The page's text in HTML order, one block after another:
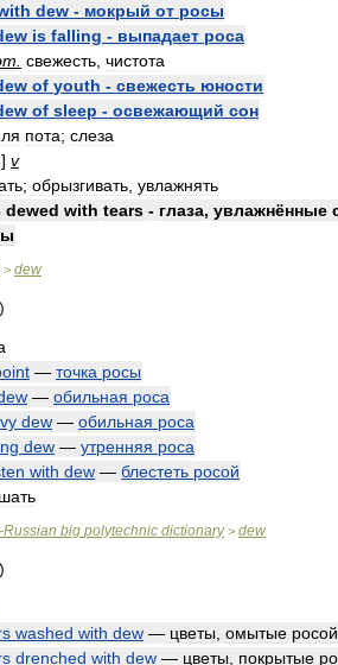
dew - мокрый от росы
is falling - выпадает роса
свежесть чистота
of youth - свежесть юности
of sleep - освежающий сон
пота; слеза
] v
; обрызгивать увлажнять
dewed with tears - глаза, увлажнённые
> dew
— точка росы
— обильная роса
dew — обильная роса
dew — утренняя роса
with dew — блестеть росой
-Russian big polytechnic dictionary> dew
washed with dew — цветы омытые росой
drenched with dew — цветы покрытые